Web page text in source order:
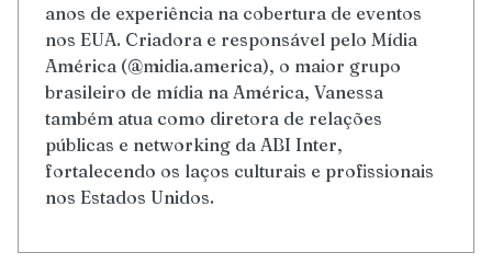
anos de experiência na cobertura de eventos
nos EUA. Criadora e responsável pelo Mídia
América (@midia.america), o maior grupo
brasileiro de mídia na América, Vanessa
também atua como diretora de relações
públicas e networking da ABI Inter,
fortalecendo os laços culturais e profissionais
nos Estados Unidos.